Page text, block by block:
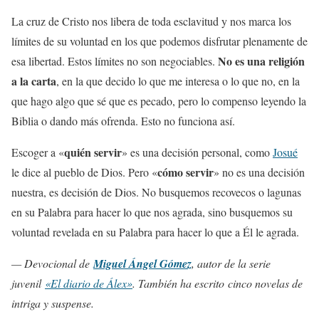
La cruz de Cristo nos libera de toda esclavitud y nos marca los
límites de su voluntad en los que podemos disfrutar plenamente de
esa libertad. Estos límites no son negociables. No es una religión
a la carta, en la que decido lo que me interesa o lo que no, en la
que hago algo que sé que es pecado, pero lo compenso leyendo la
Biblia o dando más ofrenda. Esto no funciona así.
Escoger a «quién servir» es una decisión personal, comoJosué
le dice al pueblo de Dios. Pero «cómo servir» no es una decisión
nuestra, es decisión de Dios. No busquemos recovecos o lagunas
en su Palabra para hacer lo que nos agrada, sino busquemos su
voluntad revelada en su Palabra para hacer lo que a Él le agrada.
— Devocional de Miguel Ángel Gómez, autor de la serie
juvenil «El diario de Álex». También ha escrito cinco novelas de
intriga y suspense.